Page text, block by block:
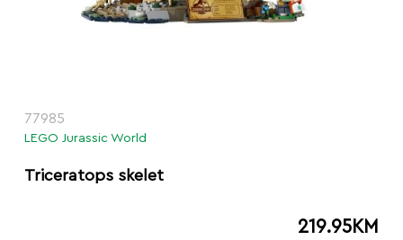
77985
LEGO Jurassic World
Triceratops skelet
219.95KM